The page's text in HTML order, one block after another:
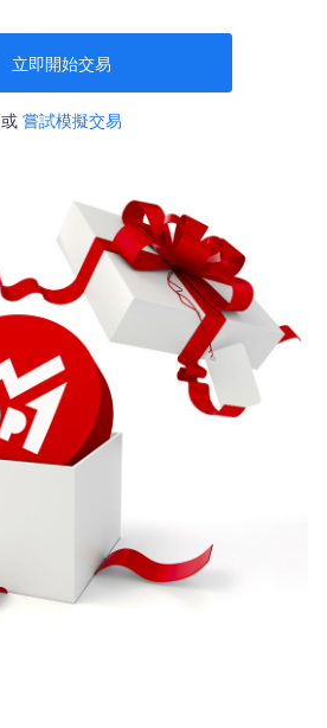
立即開始交易
或 嘗試模擬交易